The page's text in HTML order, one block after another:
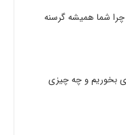
چرا شما همیشه گرسنه
بخوریم و چه چیزی